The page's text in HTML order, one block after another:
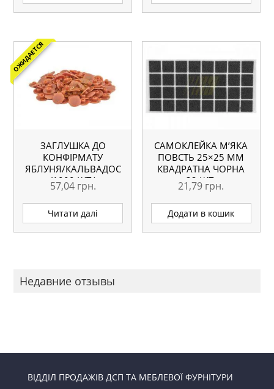
ОЖИДАЕТСЯ
ЗАГЛУШКА ДО
КОНФІРМАТУ
ЯБЛУНЯ/КАЛЬВАДОС
(1000 ШТ.)
57,04 грн.
Читати далі
САМОКЛЕЙКА М’ЯКА
ПОВСТЬ 25×25 ММ
КВАДРАТНА ЧОРНА
32 ШТ.
21,79 грн.
Додати в кошик
Недавние отзывы
ВІДДІЛ ПРОДАЖІВ ДСП ТА МЕБЛЕВОЇ ФУРНІТУРИ